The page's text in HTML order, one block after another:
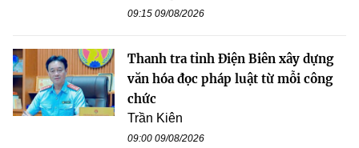
09:15 09/08/2026
Thanh tra tỉnh Điện Biên xây dựng
văn hóa đọc pháp luật từ mỗi công
chức
Trần Kiên
09:00 09/08/2026